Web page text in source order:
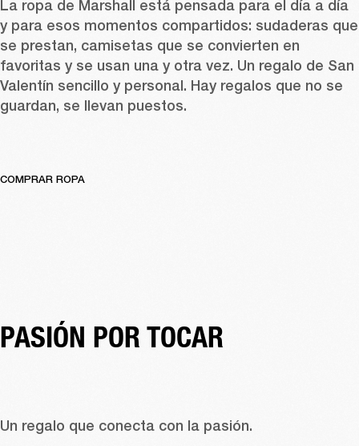
La ropa de Marshall está pensada para el día a día
y para esos momentos compartidos: sudaderas que
se prestan, camisetas que se convierten en
favoritas y se usan una y otra vez. Un regalo de San
Valentín sencillo y personal. Hay regalos que no se
guardan, se llevan puestos.
COMPRAR ROPA
PASIÓN POR TOCAR
Un regalo que conecta con la pasión.